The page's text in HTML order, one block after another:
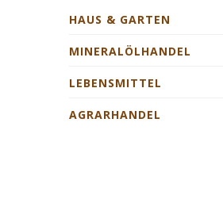
HAUS & GARTEN
MINERALÖLHANDEL
LEBENSMITTEL
AGRARHANDEL